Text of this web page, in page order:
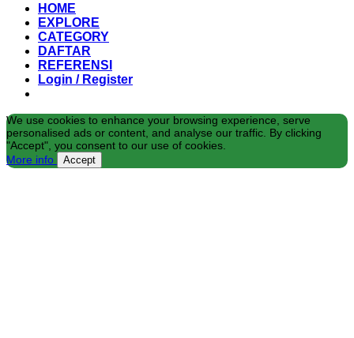
HOME
EXPLORE
CATEGORY
DAFTAR
REFERENSI
Login / Register
We use cookies to enhance your browsing experience, serve
personalised ads or content, and analyse our traffic. By clicking
"Accept", you consent to our use of cookies.
More info
Accept